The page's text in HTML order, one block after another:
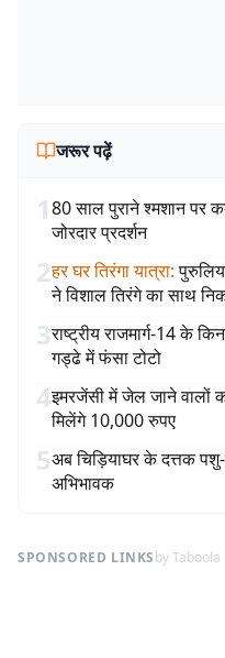
जरूर पढ़ें
180 साल पुराने श्मशान पर
जोरदार प्रदर्शन
2हर घर तिरंगा यात्रा:
ने विशाल तिरंगे का साथ
3राष्ट्रीय राजमार्ग-14 के
गड्ढे में फंसा टोटो
4इमरजेंसी में जेल जाने वालों
मिलेंगे 10,000 रुपए
5अब चिड़ियाघर के दत्तक पशु-
अभिभावक
SPONSORED LINKSby Taboola